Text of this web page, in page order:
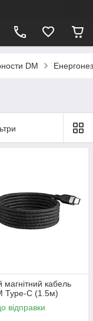
DM
магнітний кабель
Type-C (1.5м)
відправки